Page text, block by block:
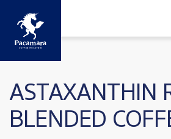
ข้ามไปยังเนื้อหาหลัก
ASTAXANTHIN
BLENDED